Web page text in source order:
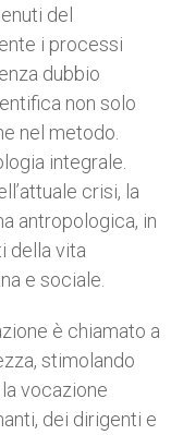
del
i processi
dubbio
non solo
nel metodo.
integrale.
crisi, la
antropologica, in
della vita
e sociale.
è chiamato a
stimolando
vocazione
dei dirigenti e